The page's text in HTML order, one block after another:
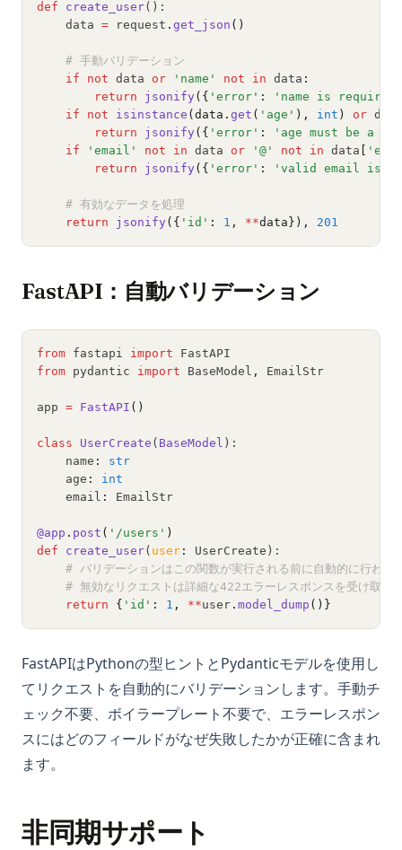
def create_user():
    data
= request . get_json ()
# 手動バリデーション
if
not data or 'name' not in data :
return
jsonify ({ 'error' :
'name is required'
if
not isinstance (data. get ( 'age' ), int ) or data
return
jsonify ({ 'error' :
'age must be a
if
'email' not in data or '@' not in data
return
jsonify ({ 'error' : 'valid email is
# 有効なデータを処理
return
jsonify ({ 'id' : 1 , **data}), 201
FastAPI：自動バリデーション
from fastapi import FastAPI
from pydantic import BaseModel , EmailStr
app = FastAPI ()
class UserCreate ( BaseModel ):
    name
:
str
    age
:
int
    email
: EmailStr
@app . post ( '/users' )
def
create_user( user :
UserCreate):
# バリデーションはこの関数が実行される前に自動的に行われ
# 無効なリクエストは詳細な422エラーレスポンスを受け取り
return
{ 'id' : 1 , **user . model_dump ()}
FastAPIはPythonの型ヒントとPydanticモデルを使用し
てリクエストを自動的にバリデーションします。手動チ
ェック不要、ボイラープレート不要で、エラーレスポン
スにはどのフィールドがなぜ失敗したかが正確に含まれ
ます。
非同期サポート